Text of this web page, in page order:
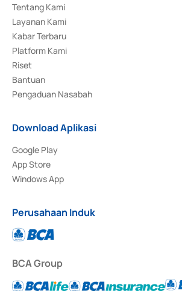
Tentang Kami
Layanan Kami
Kabar Terbaru
Platform Kami
Riset
Bantuan
Pengaduan Nasabah
Download Aplikasi
Google Play
App Store
Windows App
Perusahaan Induk
BCA Group